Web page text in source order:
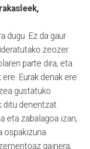
dugu. Ez da gaur
zeozer.
parte dira, eta
Eurak denak ere
gustatuko
ditu denentzat.
eta zabalagoa izan,
ospakizuna.
gainera,